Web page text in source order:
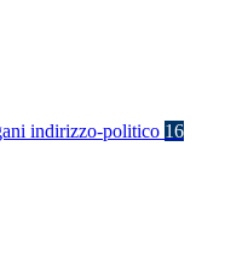
indirizzo-politico 16